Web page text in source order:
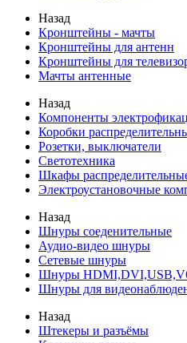
Назад
Кронштейны - мачты
Кронштейны для антенн
Кронштейны для
Мачты антенные
Назад
Компоненты
Коробки
Розетки, выключатели
Светотехника
Шкафы
Электроустановочные
Назад
Шнуры соеденительные
Аудио-видео шнуры
Сетевые шнуры
Шнуры
Шнуры для
Назад
Штекеры и разъёмы